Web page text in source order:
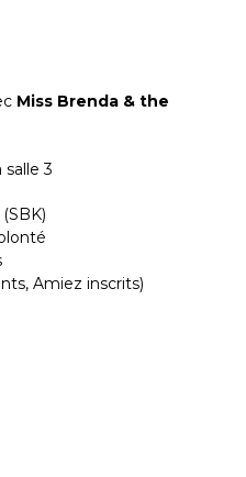
Miss Brenda & the
3
Amiez inscrits)